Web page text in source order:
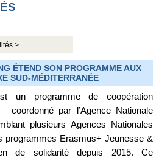
>
ÉTEND SON PROGRAMME AUX
SUD-MÉDITERRANÉE
un programme de coopération
coordonné par l’Agence Nationale
plusieurs Agences Nationales
Erasmus+ Jeunesse &
de solidarité depuis 2015. Ce